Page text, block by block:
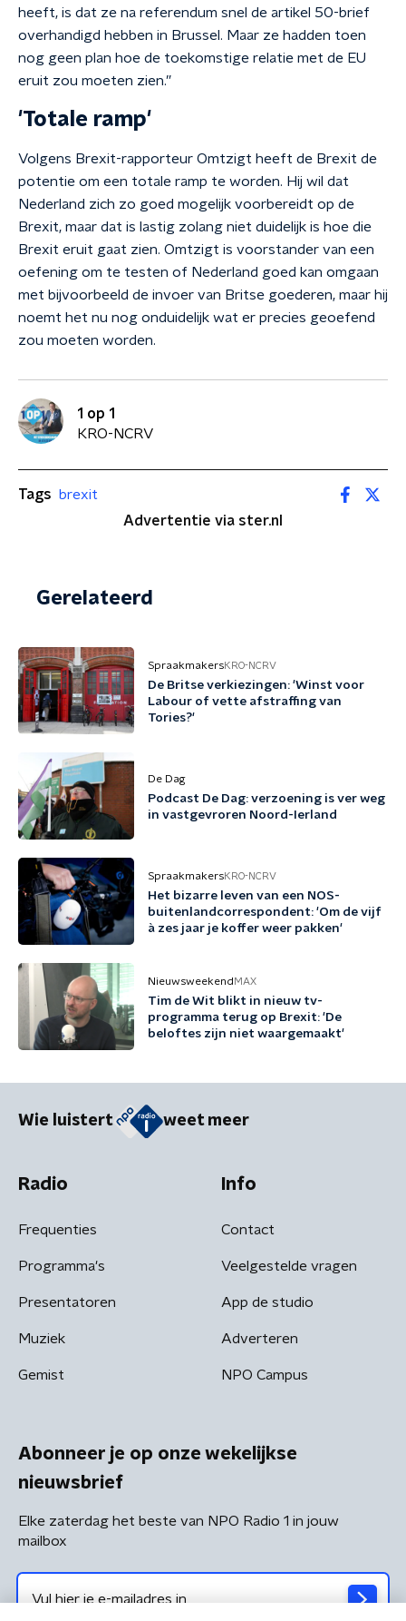
heeft, is dat ze na referendum snel de artikel 50-brief
overhandigd hebben in Brussel. Maar ze hadden toen
nog geen plan hoe de toekomstige relatie met de EU
eruit zou moeten zien.”
'Totale ramp'
Volgens Brexit-rapporteur Omtzigt heeft de Brexit de
potentie om een totale ramp te worden. Hij wil dat
Nederland zich zo goed mogelijk voorbereidt op de
Brexit, maar dat is lastig zolang niet duidelijk is hoe die
Brexit eruit gaat zien. Omtzigt is voorstander van een
oefening om te testen of Nederland goed kan omgaan
met bijvoorbeeld de invoer van Britse goederen, maar hij
noemt het nu nog onduidelijk wat er precies geoefend
zou moeten worden.
1 op 1
KRO-NCRV
Tags brexit
Advertentie via ster.nl
Gerelateerd
SpraakmakersKRO-NCRV
De Britse verkiezingen: 'Winst voor
Labour of vette afstraffing van
Tories?'
De Dag
Podcast De Dag: verzoening is ver weg
in vastgevroren Noord-Ierland
SpraakmakersKRO-NCRV
Het bizarre leven van een NOS-
buitenlandcorrespondent: 'Om de vijf
à zes jaar je koffer weer pakken'
Nieuwsweekend MAX
Tim de Wit blikt in nieuw tv-
programma terug op Brexit: 'De
beloftes zijn niet waargemaakt'
Wie luistert weet meer
Radio
Frequenties
Programma's
Presentatoren
Muziek
Gemist
Info
Contact
Veelgestelde vragen
App de studio
Adverteren
NPO Campus
Abonneer je op onze wekelijkse
nieuwsbrief
Elke zaterdag het beste van NPO Radio 1 in jouw
mailbox